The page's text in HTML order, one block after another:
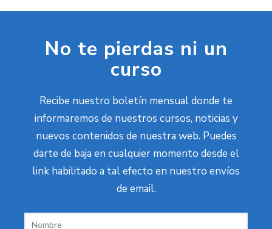
No te pierdas ni un
curso
Recibe nuestro boletín mensual donde te
informaremos de nuestros cursos, noticias y
nuevos contenidos de nuestra web. Puedes
darte de baja en cualquier momento desde el
link habilitado a tal efecto en nuestro envíos
de email.